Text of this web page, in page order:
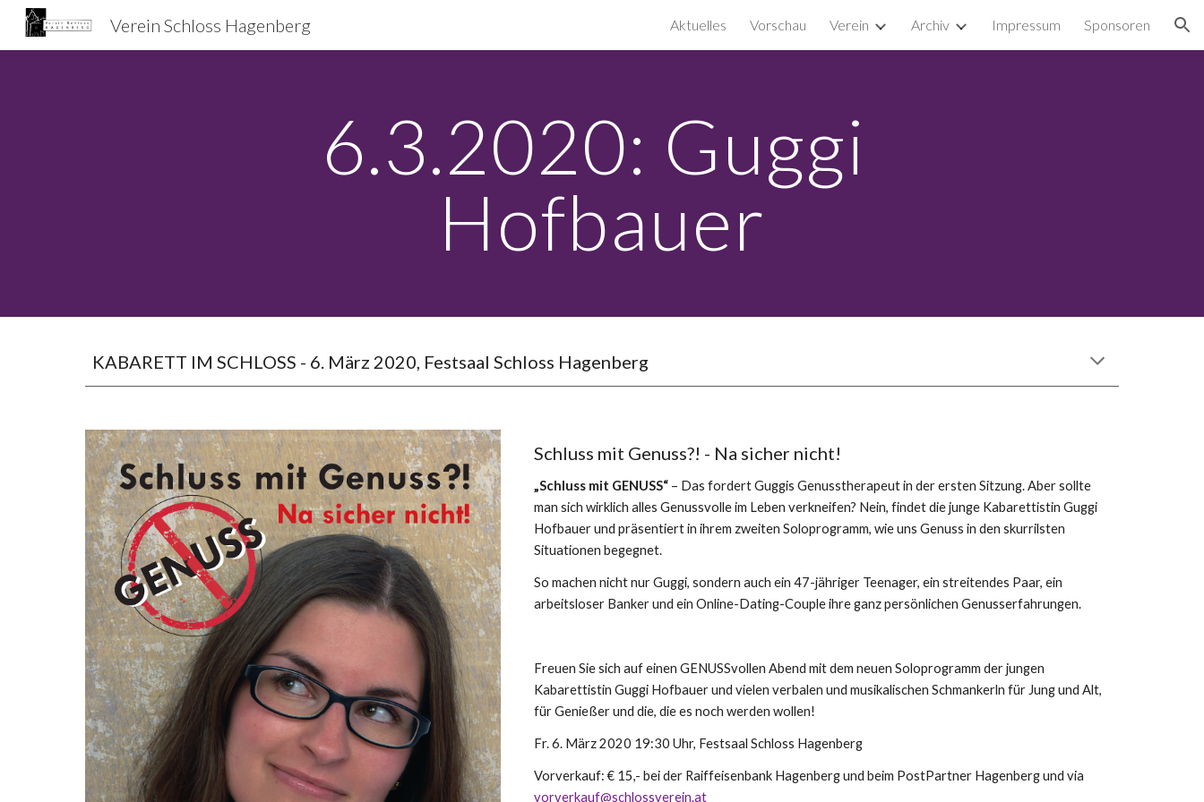
Skip to navigation
Verein Schloss Hagenberg Aktuelles Vorschau Verein Archiv Impressum Sponsoren
6.3.2020: Guggi
Hofbauer
KABARETT IM SCHLOSS - 6. März 2020, Festsaal Schloss Hagenberg
Schluss mit Genuss?! - Na sicher nicht!
„Schluss mit GENUSS“ – Das fordert Guggis Genusstherapeut in der ersten Sitzung. Aber sollte
man sich wirklich alles Genussvolle im Leben verkneifen? Nein, findet die junge Kabarettistin Guggi
Hofbauer und präsentiert in ihrem zweiten Soloprogramm, wie uns Genuss in den skurrilsten
Situationen begegnet.
So machen nicht nur Guggi, sondern auch ein 47-jähriger Teenager, ein streitendes Paar, ein
arbeitsloser Banker und ein Online-Dating-Couple ihre ganz persönlichen Genusserfahrungen.
Freuen Sie sich auf einen GENUSSvollen Abend mit dem neuen Soloprogramm der jungen
Kabarettistin Guggi Hofbauer und vielen verbalen und musikalischen Schmankerln für Jung und Alt,
für Genießer und die, die es noch werden wollen!
Fr. 6. März 2020 19:30 Uhr, Festsaal Schloss Hagenberg
vorverkauf@schlossverein.at